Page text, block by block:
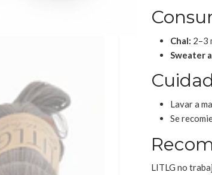
Chal: 2–3
Sweater
Lavar a
Se
LITLG no